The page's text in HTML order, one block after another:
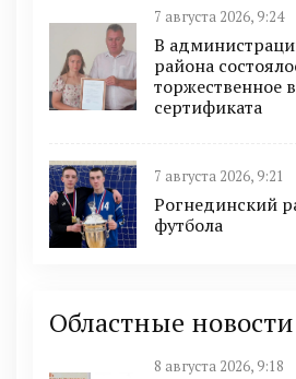
7 августа 2026, 9:24
В
района
торжественное
сертификата
7 августа 2026, 9:21
Рогнединский
футбола
Областные новости
8 августа 2026, 9:18